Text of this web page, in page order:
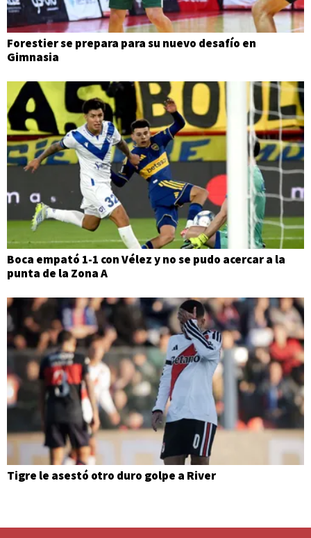
Forestier se prepara para su nuevo desafío en
Gimnasia
Boca empató 1-1 con Vélez y no se pudo acercar a la
punta de la Zona A
Tigre le asestó otro duro golpe a River